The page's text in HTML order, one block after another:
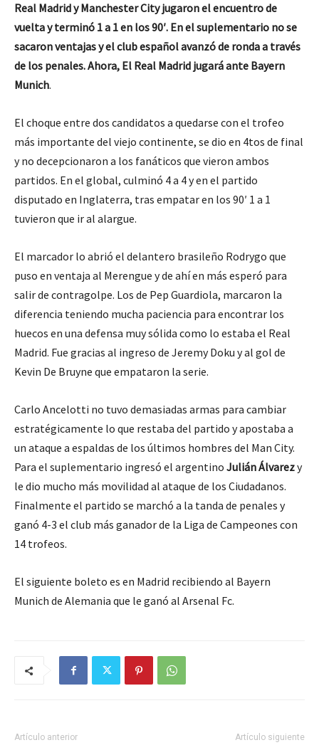
Real Madrid y Manchester City jugaron el encuentro de
vuelta y terminó 1 a 1 en los 90′. En el suplementario no se
sacaron ventajas y el club español avanzó de ronda a través
de los penales. Ahora, El Real Madrid jugará ante Bayern
Munich.
El choque entre dos candidatos a quedarse con el trofeo
más importante del viejo continente, se dio en 4tos de final
y no decepcionaron a los fanáticos que vieron ambos
partidos. En el global, culminó 4 a 4 y en el partido
disputado en Inglaterra, tras empatar en los 90′ 1 a 1
tuvieron que ir al alargue.
El marcador lo abrió el delantero brasileño Rodrygo que
puso en ventaja al Merengue y de ahí en más esperó para
salir de contragolpe. Los de Pep Guardiola, marcaron la
diferencia teniendo mucha paciencia para encontrar los
huecos en una defensa muy sólida como lo estaba el Real
Madrid. Fue gracias al ingreso de Jeremy Doku y al gol de
Kevin De Bruyne que empataron la serie.
Carlo Ancelotti no tuvo demasiadas armas para cambiar
estratégicamente lo que restaba del partido y apostaba a
un ataque a espaldas de los últimos hombres del Man City.
Para el suplementario ingresó el argentino Julián Álvarezy
le dio mucho más movilidad al ataque de los Ciudadanos.
Finalmente el partido se marchó a la tanda de penales y
ganó 4-3 el club más ganador de la Liga de Campeones con
14 trofeos.
El siguiente boleto es en Madrid recibiendo al Bayern
Munich de Alemania que le ganó al Arsenal Fc.
Artículo anterior Artículo siguiente